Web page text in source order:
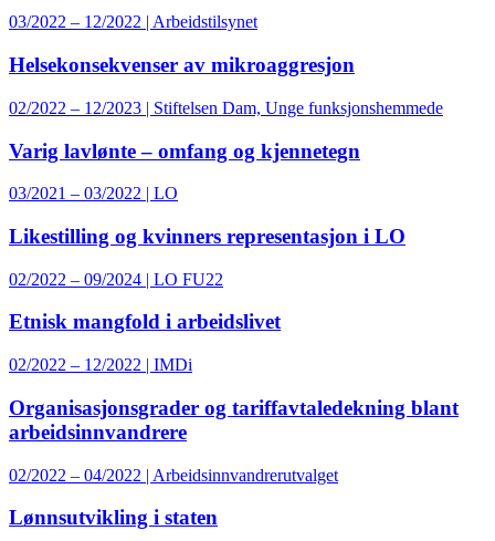
03/2022 – 12/2022 | Arbeidstilsynet
Helsekonsekvenser av mikroaggresjon
02/2022 – 12/2023 | Stiftelsen Dam, Unge funksjonshemmede
Varig lavlønte – omfang og kjennetegn
03/2021 – 03/2022 | LO
Likestilling og kvinners representasjon i LO
02/2022 – 09/2024 | LO FU22
Etnisk mangfold i arbeidslivet
02/2022 – 12/2022 | IMDi
Organisasjonsgrader og tariffavtaledekning blant
arbeidsinnvandrere
02/2022 – 04/2022 | Arbeidsinnvandrerutvalget
Lønnsutvikling i staten